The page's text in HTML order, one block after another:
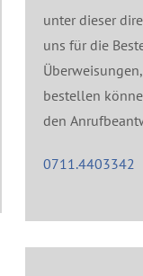
unter dieser
uns für die
bestellen
den
0711.4403342